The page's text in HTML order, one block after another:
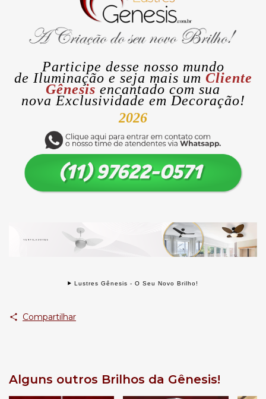
Participe desse nosso mundo
de Iluminação e seja mais um Cliente
Gênesis encantado com sua
nova Exclusividade em Decoração!
2026
Lustres Gênesis - O Seu Novo Brilho!
Compartilhar
Alguns outros Brilhos da Gênesis!